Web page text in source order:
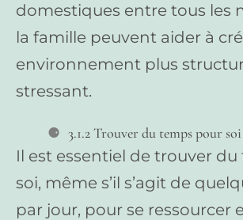
domestiques entre tous les
la famille peuvent aider à
environnement plus
stressant.
3.1.2 Trouver du temps pour soi
Il est essentiel de trouver
soi, même s’il s’agit de
par jour, pour se ressourcer